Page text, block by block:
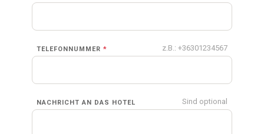
TELEFONNUMMER * z.B.: +36301234567
NACHRICHT AN DAS HOTEL Sind optional